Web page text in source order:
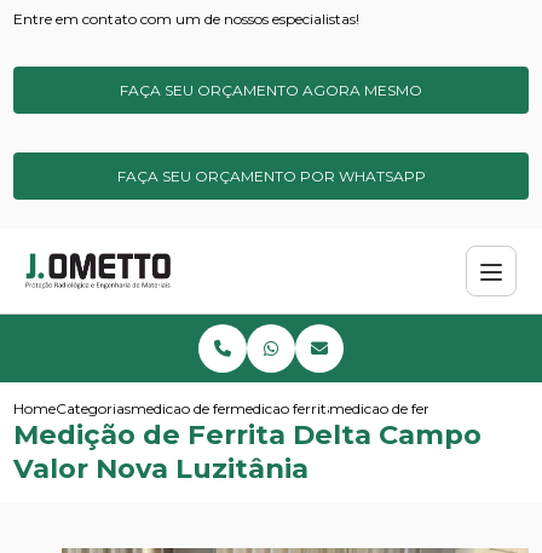
Entre em contato com um de nossos especialistas!
FAÇA SEU ORÇAMENTO AGORA MESMO
FAÇA SEU ORÇAMENTO POR WHATSAPP
HomeCategoriasmedicao de ferritamedicao ferrita de campomedicao de ferrita delta
Medição de Ferrita Delta Campo
Valor Nova Luzitânia